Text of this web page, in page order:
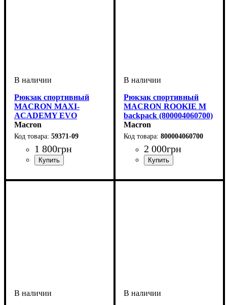
Рюкзак спортивный
MACRON MAXI-
ACADEMY EVO
(5937109)
Macron
59371-09
1 800грн
Рюкзак спортивный
MACRON ROOKIE M
backpack (800004060700)
Macron
800004060700
2 000грн